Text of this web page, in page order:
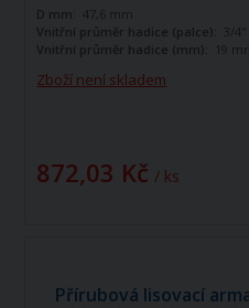
Zboží není skladem
872,03 Kč / ks
D mm:
47,6 mm
Vnitřní průměr hadice (palce):
3/
Vnitřní průměr hadice (mm):
19 mm
Přírubová lisovací